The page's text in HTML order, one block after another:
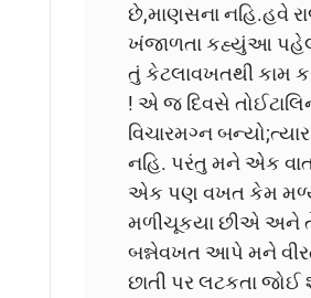
છે,માણસના નહિ.હવે
ખંજાળતા કહ્યુંઆ
તું કેટલાવખતથી કામ
! એ જ દિવસે
વિચારમગ્ન
નહિ. પરંતુ મને એક
એક પણ વખત કેમ
મળીચૂકયા છીએ અને
બન્નેવખત આપે મને
છાતી પર લટકતા